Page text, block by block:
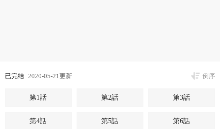
已完结 2020-05-21更新 倒序
第1話 第2話 第3話
第4話 第5話 第6話